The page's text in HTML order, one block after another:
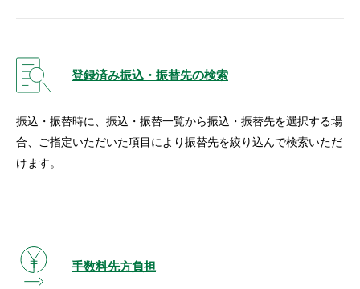
登録済み振込・振替先の検索
振込・振替時に、振込・振替一覧から振込・振替先を選択する場
合、ご指定いただいた項目により振替先を絞り込んで検索いただ
けます。
手数料先方負担